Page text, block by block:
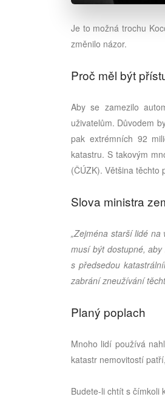
Je to možná trochu
změnilo názor.
Proč měl být
Aby se zamezilo
uživatelům. Důvodem
pak extrémních 92
katastru. S takovým
(ČÚZK). Většina těchto
Slova ministra
„Zejména starší lidé
musí být dostupné,
s předsedou
zabrání zneužívání
Planý poplach
Mnoho lidí používá
katastr nemovitostí
Budete-li chtít s čímkoli